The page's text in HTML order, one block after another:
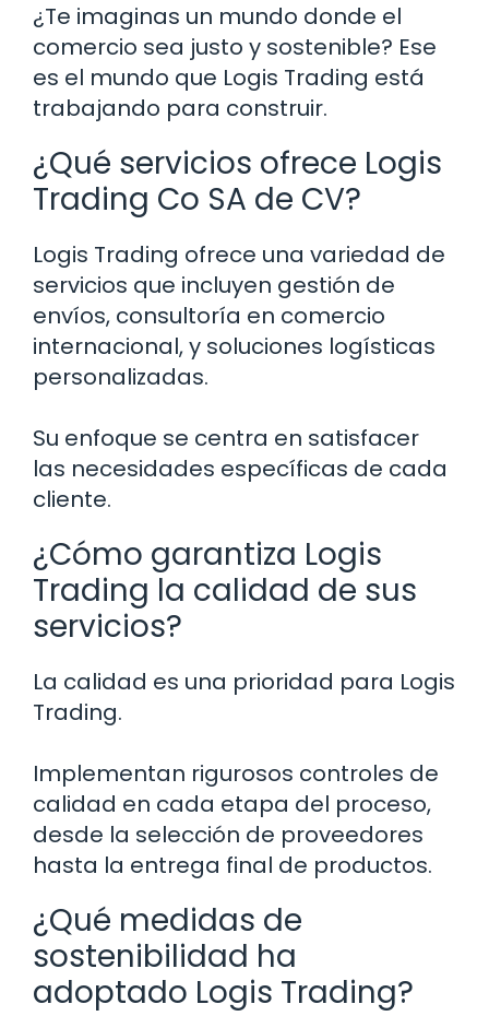
¿Te imaginas un mundo donde el
comercio sea justo y sostenible? Ese
es el mundo que Logis Trading está
trabajando para construir.
¿Qué servicios ofrece Logis
Trading Co SA de CV?
Logis Trading ofrece una variedad de
servicios que incluyen gestión de
envíos, consultoría en comercio
internacional, y soluciones logísticas
personalizadas.
Su enfoque se centra en satisfacer
las necesidades específicas de cada
cliente.
¿Cómo garantiza Logis
Trading la calidad de sus
servicios?
La calidad es una prioridad para Logis
Trading.
Implementan rigurosos controles de
calidad en cada etapa del proceso,
desde la selección de proveedores
hasta la entrega final de productos.
¿Qué medidas de
sostenibilidad ha
adoptado Logis Trading?